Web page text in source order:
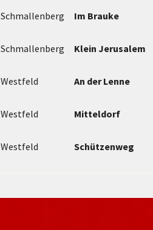
Schmallenberg Im Brauke
Schmallenberg Klein Jerusalem
Westfeld An der Lenne
Westfeld Mitteldorf
Westfeld Schützenweg